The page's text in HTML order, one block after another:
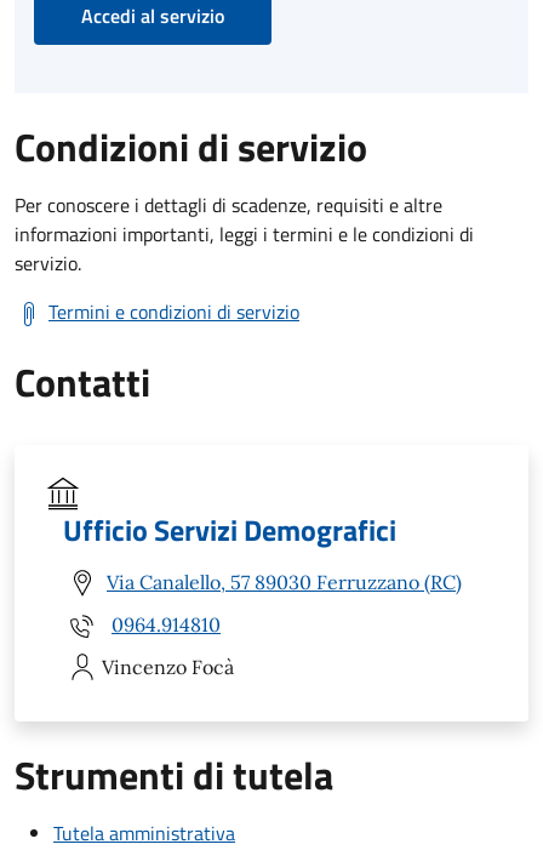
Accedi al servizio
Condizioni di servizio
Per conoscere i dettagli di scadenze, requisiti e altre
informazioni importanti, leggi i termini e le condizioni di
servizio.
Termini e condizioni di servizio
Contatti
Ufficio Servizi Demografici
Via Canalello, 57 89030 Ferruzzano (RC)
0964.914810
Vincenzo Focà
Strumenti di tutela
Tutela amministrativa